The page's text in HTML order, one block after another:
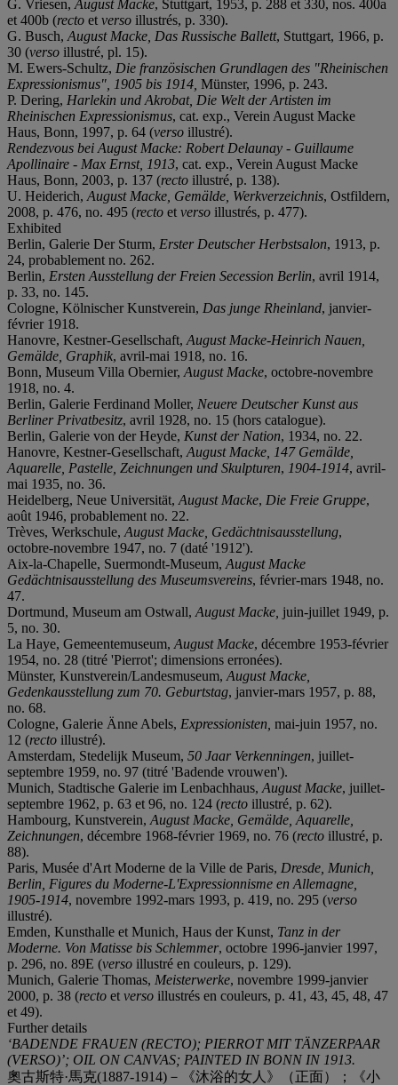
G. Vriesen, August Macke, Stuttgart, 1953, p. 288 et 330, nos. 400a
et 400b (recto et verso illustrés, p. 330).
G. Busch, August Macke, Das Russische Ballett, Stuttgart, 1966, p.
30 (verso illustré, pl. 15).
M. Ewers-Schultz, Die französischen Grundlagen des "Rheinischen
Expressionismus", 1905 bis 1914, Münster, 1996, p. 243.
P. Dering, Harlekin und Akrobat, Die Welt der Artisten im
Rheinischen Expressionismus, cat. exp., Verein August Macke
Haus, Bonn, 1997, p. 64 (verso illustré).
Rendezvous bei August Macke: Robert Delaunay - Guillaume
Apollinaire - Max Ernst, 1913, cat. exp., Verein August Macke
Haus, Bonn, 2003, p. 137 (recto illustré, p. 138).
U. Heiderich, August Macke, Gemälde, Werkverzeichnis, Ostfildern,
2008, p. 476, no. 495 (recto et verso illustrés, p. 477).
Exhibited
Berlin, Galerie Der Sturm, Erster Deutscher Herbstsalon, 1913, p.
24, probablement no. 262.
Berlin, Ersten Ausstellung der Freien Secession Berlin, avril 1914,
p. 33, no. 145.
Cologne, Kölnischer Kunstverein, Das junge Rheinland, janvier-
février 1918.
Hanovre, Kestner-Gesellschaft, August Macke-Heinrich Nauen,
Gemälde, Graphik, avril-mai 1918, no. 16.
Bonn, Museum Villa Obernier, August Macke, octobre-novembre
1918, no. 4.
Berlin, Galerie Ferdinand Moller, Neuere Deutscher Kunst aus
Berliner Privatbesitz, avril 1928, no. 15 (hors catalogue).
Berlin, Galerie von der Heyde, Kunst der Nation, 1934, no. 22.
Hanovre, Kestner-Gesellschaft, August Macke, 147 Gemälde,
Aquarelle, Pastelle, Zeichnungen und Skulpturen, 1904-1914, avril-
mai 1935, no. 36.
Heidelberg, Neue Universität, August Macke, Die Freie Gruppe,
août 1946, probablement no. 22.
Trèves, Werkschule, August Macke, Gedächtnisausstellung,
octobre-novembre 1947, no. 7 (daté '1912').
Aix-la-Chapelle, Suermondt-Museum, August Macke
Gedächtnisausstellung des Museumsvereins, février-mars 1948, no.
47.
Dortmund, Museum am Ostwall, August Macke, juin-juillet 1949, p.
5, no. 30.
La Haye, Gemeentemuseum, August Macke, décembre 1953-février
1954, no. 28 (titré 'Pierrot'; dimensions erronées).
Münster, Kunstverein/Landesmuseum, August Macke,
Gedenkausstellung zum 70. Geburtstag, janvier-mars 1957, p. 88,
no. 68.
Cologne, Galerie Änne Abels, Expressionisten, mai-juin 1957, no.
12 (recto illustré).
Amsterdam, Stedelijk Museum, 50 Jaar Verkenningen, juillet-
septembre 1959, no. 97 (titré 'Badende vrouwen').
Munich, Stadtische Galerie im Lenbachhaus, August Macke, juillet-
septembre 1962, p. 63 et 96, no. 124 (recto illustré, p. 62).
Hambourg, Kunstverein, August Macke, Gemälde, Aquarelle,
Zeichnungen, décembre 1968-février 1969, no. 76 (recto illustré, p.
88).
Paris, Musée d'Art Moderne de la Ville de Paris, Dresde, Munich,
Berlin, Figures du Moderne-L'Expressionnisme en Allemagne,
1905-1914, novembre 1992-mars 1993, p. 419, no. 295 (verso
illustré).
Emden, Kunsthalle et Munich, Haus der Kunst, Tanz in der
Moderne. Von Matisse bis Schlemmer, octobre 1996-janvier 1997,
p. 296, no. 89E (verso illustré en couleurs, p. 129).
Munich, Galerie Thomas, Meisterwerke, novembre 1999-janvier
2000, p. 38 (recto et verso illustrés en couleurs, p. 41, 43, 45, 48, 47
et 49).
Further details
‘BADENDE FRAUEN (RECTO); PIERROT MIT TÄNZERPAAR
(VERSO)’; OIL ON CANVAS; PAINTED IN BONN IN 1913.
奧古斯特·馬克(1887-1914)－《沐浴的女人》（正面）；《小